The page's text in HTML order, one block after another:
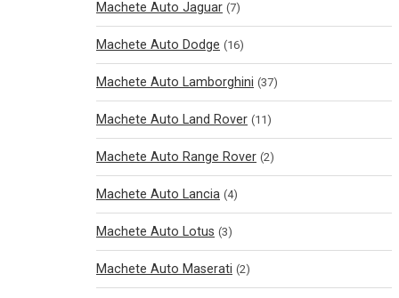
Machete Auto Jaguar (7)
Machete Auto Dodge (16)
Machete Auto Lamborghini (37)
Machete Auto Land Rover (11)
Machete Auto Range Rover (2)
Machete Auto Lancia (4)
Machete Auto Lotus (3)
Machete Auto Maserati (2)